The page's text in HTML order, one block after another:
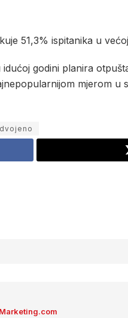
51,3% ispitanika u
godini planira
mjerom u